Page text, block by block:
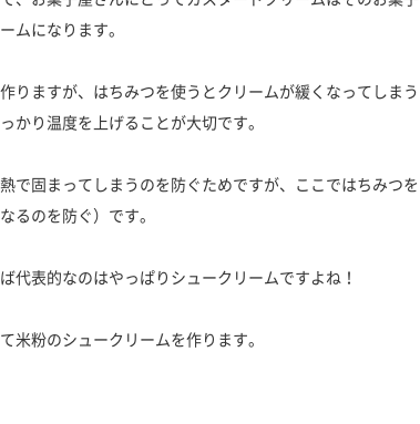
ムになります。
りますが、はちみつを使うとクリームが緩くなってしまう
かり温度を上げることが大切です。
で固まってしまうのを防ぐためですが、ここではちみつを
るのを防ぐ）です。
代表的なのはやっぱりシュークリームですよね！
米粉のシュークリームを作ります。